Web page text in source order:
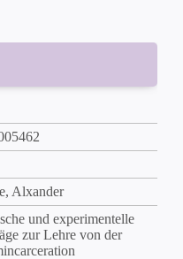
Alxander
und experimentelle
zur Lehre von der